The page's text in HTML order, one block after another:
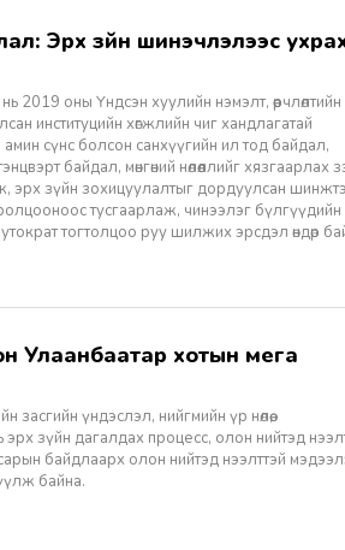
2019 оны Үндсэн хуулийн нэмэлт, өөрчлөлтийн
институцийн хөгжлийн чиг хандлагатай
амин сүнс болсон санхүүгийн ил тод байдал,
байдал, мөнгөний нөлөөллийг хязгаарлах
эрх зүйн зохицуулалтыг дордуулсан
тусгаарлаж, чинээлэг бүлгүүдийн
тогтолцоо руу шилжих эрсдэл өндөр
үндэслэл, нийгмийн үр нөлөө,
зүйн дагалдах процесс, олон нийтэд
байдлаарх олон нийтэд нээлттэй
байна.